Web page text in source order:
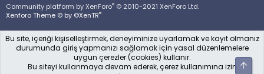
Community platform by XenForo® © 2010-2021 XenForo Ltd.
Xenforo Theme © by ©XenTR®
Bu site, içeriği kişiselleştirmek, deneyiminize uyarlamak ve kayıt olmanız
durumunda giriş yapmanızı sağlamak için yasal düzenlemelere
uygun çerezler (cookies) kullanır.
Bu siteyi kullanmaya devam ederek, çerez kullanımına izin
Üst